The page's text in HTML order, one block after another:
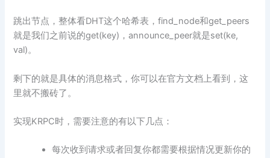
跳出节点，整体看DHT这个哈希表，find_node和get_peers
就是我们之前说的get(key)，announce_peer就是set(ke,
val)。
剩下的就是具体的消息格式，你可以在官方文档上看到，这
里就不搬砖了。
实现KRPC时，需要注意的有以下几点：
每次收到请求或者回复你都需要根据情况更新你的